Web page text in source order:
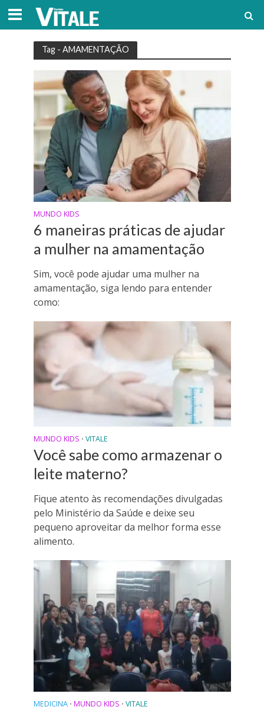
Tag - AMAMENTAÇÃO
MUNDO KIDS
6 maneiras práticas de ajudar
a mulher na amamentação
Sim, você pode ajudar uma mulher na
amamentação, siga lendo para entender
como:
MUNDO KIDS • VITALE
Você sabe como armazenar o
leite materno?
Fique atento às recomendações divulgadas
pelo Ministério da Saúde e deixe seu
pequeno aproveitar da melhor forma esse
alimento.
MEDICINA • MUNDO KIDS • VITALE